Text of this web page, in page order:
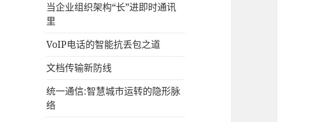
当企业组织架构“长”进即时通讯
里
VoIP电话的智能抗丢包之道
文档传输新防线
统一通信:智慧城市运转的隐形脉
络